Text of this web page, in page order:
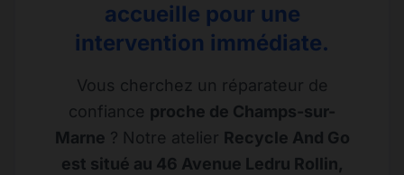
accueille pour une
intervention immédiate.
Vous cherchez un réparateur de
confiance proche de Champs-sur-
Marne ? Notre atelier Recycle And Go
est situé au 46 Avenue Ledru Rollin,